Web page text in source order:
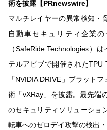
術を披露【PRnewswire】
マルチレイヤーの異常検知・
自動車セキュリティ企業
（SafeRide Technologies）
テルアビブで開催されたTPU
「NVIDIA DRIVE」プラット
術「vXRay」を披露。最先端
のセキュリティソリューショ
転車へのゼロデイ攻撃の検出